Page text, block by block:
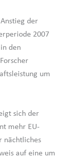
der
2007
den
um
sich der
mehr EU-
nächtliches
auf eine um